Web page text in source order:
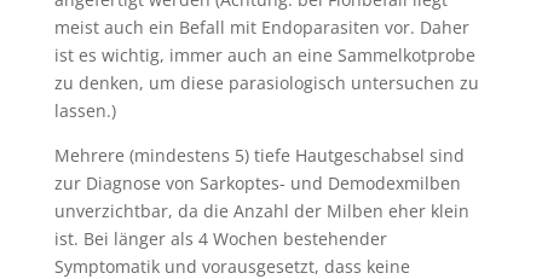
meist auch ein Befall mit Endoparasiten vor. Daher
ist es wichtig, immer auch an eine Sammelkotprobe
zu denken, um diese parasiologisch untersuchen zu
lassen.)
Mehrere (mindestens 5) tiefe Hautgeschabsel sind
zur Diagnose von Sarkoptes- und Demodexmilben
unverzichtbar, da die Anzahl der Milben eher klein
ist. Bei länger als 4 Wochen bestehender
Symptomatik und vorausgesetzt, dass keine